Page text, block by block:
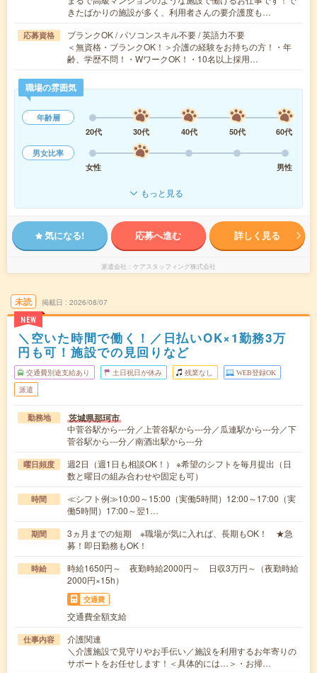
きたばかりの施設が多く、利用者さんの要介護度も…
応募資格
ブランクOK / パソコンスキル不要 / 英語力不要
＜無資格・ブランクOK！＞介護の経験をお持ちの方！・年
齢、学歴不問！・WワークOK！・10名以上採用…
職場の雰囲気
年齢層
20代
30代 40代 50代
60代
男女比率
女性
男性
もっと見る
気になる! 応募へ進む 詳しく見る
派遣会社 ケアスタッフィング株式会社
未読
NEW
掲載日 2026/08/07
＼空いた時間で働く！／日払いOK×1勤務3万
円も可！施設での見回りなど
交通費別途支給あり 土日祝日が休み 残業なし WEB登録OK
派遣
勤務地 茨城県那珂市
中菅谷駅から---分／上菅谷駅から---分／瓜連駅から---分／下
菅谷駅から---分／南酒出駅から---分
曜日頻度
週2日（週1日も相談OK！） ※希望のシフトを毎月提出（日
数と曜日の組み合わせや固定も可）
時間
≪シフト例≫10:00～15:00（実働5時間）12:00～17:00（実
働5時間）17:00～翌1…
期間
3ヵ月までの短期 ※職場が気に入れば、長期もOK！ ★急
募！即日勤務もOK！
時給
時給1650円～ 夜勤時給2000円～ 日収3万円～（夜勤時給
2000円×15h）
交通費
交通費全額支給
仕事内容
介護関連
＼介護施設で見守りやお手伝い／施設を利用するお年寄りの
サポートをお任せします！＜具体的には…＞・お掃…